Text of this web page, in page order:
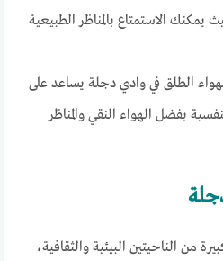
يمكنك الاستمتاع بالمناظر الطبيعية
الطلق في وادي دجلة يساعد على
بفضل الهواء النقي والمناظر
من الناحيتين البيئية والثقافية،